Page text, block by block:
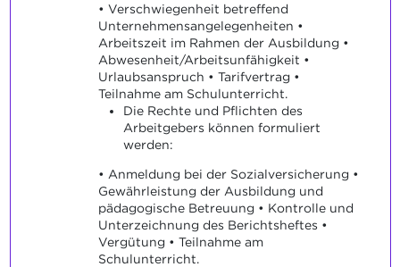
• Verschwiegenheit betreffend
Unternehmensangelegenheiten •
Arbeitszeit im Rahmen der Ausbildung •
Abwesenheit/Arbeitsunfähigkeit •
Urlaubsanspruch • Tarifvertrag •
Teilnahme am Schulunterricht.
Die Rechte und Pflichten des
Arbeitgebers können formuliert
werden:
• Anmeldung bei der Sozialversicherung •
Gewährleistung der Ausbildung und
pädagogische Betreuung • Kontrolle und
Unterzeichnung des Berichtsheftes •
Vergütung • Teilnahme am
Schulunterricht.